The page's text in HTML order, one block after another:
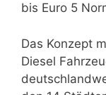
bis Euro 5
Das Konzept
Diesel